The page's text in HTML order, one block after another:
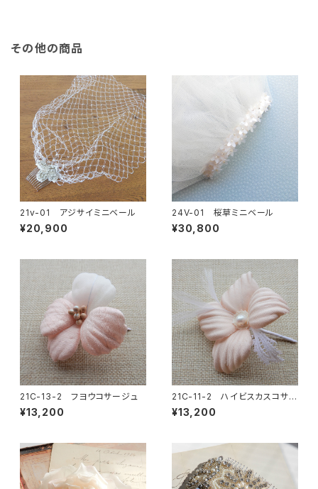
その他の商品
21v-01 アジサイミニベール
¥20,900
24V-01 桜草ミニベール
¥30,800
21C-13-2 フヨウコサージュ
¥13,200
21C-11-2 ハイビスカスコサー
ジュ
¥13,200